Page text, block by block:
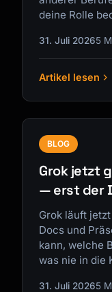
deine Rolle
31. Juli 20265
Artikel lesen
BLOG
Grok jetzt
— erst der
Grok läuft
Docs und
kann, welche
was nie in die
31. Juli 20265